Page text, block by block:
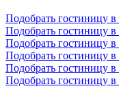
Подобрать гостиницу в
Подобрать гостиницу
Подобрать гостиницу в
Подобрать гостиницу
Подобрать гостиницу в
Подобрать гостиницу